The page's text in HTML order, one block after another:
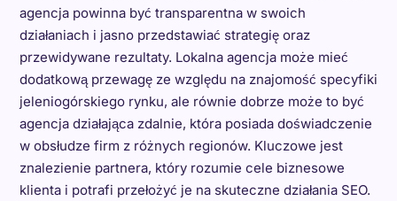
agencja powinna być transparentna w swoich
działaniach i jasno przedstawiać strategię oraz
przewidywane rezultaty. Lokalna agencja może mieć
dodatkową przewagę ze względu na znajomość specyfiki
jeleniogórskiego rynku, ale równie dobrze może to być
agencja działająca zdalnie, która posiada doświadczenie
w obsłudze firm z różnych regionów. Kluczowe jest
znalezienie partnera, który rozumie cele biznesowe
klienta i potrafi przełożyć je na skuteczne działania SEO.